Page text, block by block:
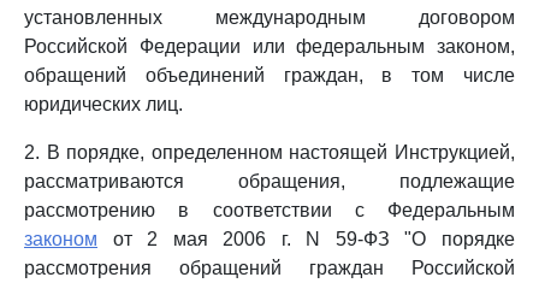
установленных международным договором
Российской Федерации или федеральным законом,
обращений объединений граждан, в том числе
юридических лиц.
2. В порядке, определенном настоящей Инструкцией,
рассматриваются обращения, подлежащие
рассмотрению в соответствии с Федеральным
законом от 2 мая 2006 г. N 59-ФЗ "О порядке
рассмотрения обращений граждан Российской